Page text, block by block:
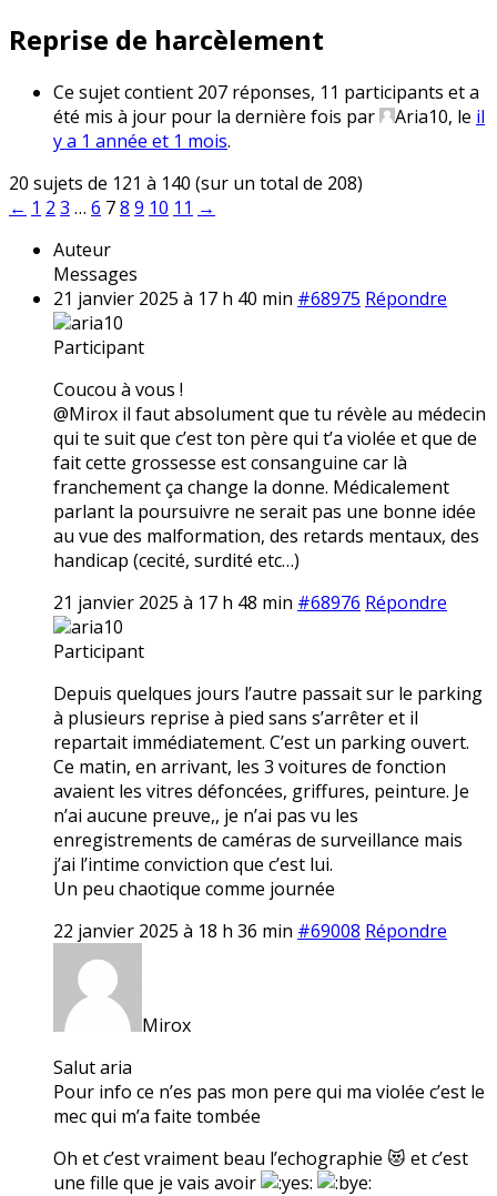
Reprise de harcèlement
Ce sujet contient 207 réponses, 11 participants et a
été mis à jour pour la dernière fois par
Aria10, le il
y a 1 année et 1 mois.
20 sujets de 121 à 140 (sur un total de 208)
← 1 2 3 … 6 78 9 10 11 →
Auteur
Messages
21 janvier 2025 à 17 h 40 min #68975 Répondre
aria10
Participant
Coucou à vous !
@Mirox il faut absolument que tu révèle au médecin
qui te suit que c’est ton père qui t’a violée et que de
fait cette grossesse est consanguine car là
franchement ça change la donne. Médicalement
parlant la poursuivre ne serait pas une bonne idée
au vue des malformation, des retards mentaux, des
handicap (cecité, surdité etc…)
21 janvier 2025 à 17 h 48 min #68976 Répondre
aria10
Participant
Depuis quelques jours l’autre passait sur le parking
à plusieurs reprise à pied sans s’arrêter et il
repartait immédiatement. C’est un parking ouvert.
Ce matin, en arrivant, les 3 voitures de fonction
avaient les vitres défoncées, griffures, peinture. Je
n’ai aucune preuve,, je n’ai pas vu les
enregistrements de caméras de surveillance mais
j’ai l’intime conviction que c’est lui.
Un peu chaotique comme journée
22 janvier 2025 à 18 h 36 min #69008 Répondre
Mirox
Salut aria
Pour info ce n’es pas mon pere qui ma violée c’est le
mec qui m’a faite tombée
Oh et c’est vraiment beau l’echographie 😻 et c’est
une fille que je vais avoir